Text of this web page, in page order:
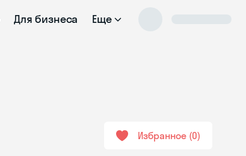
Для бизнеса Еще
Избранное 0